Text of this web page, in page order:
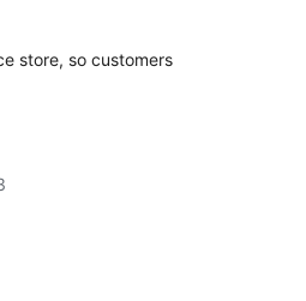
store, so customers